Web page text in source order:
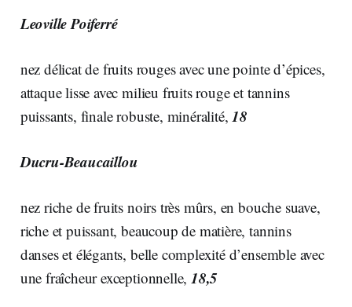
Leoville Poiferré
nez délicat de fruits rouges avec une pointe d’épices,
attaque lisse avec milieu fruits rouge et tannins
puissants, finale robuste, minéralité, 18
Ducru-Beaucaillou
nez riche de fruits noirs très mûrs, en bouche suave,
riche et puissant, beaucoup de matière, tannins
danses et élégants, belle complexité d’ensemble avec
une fraîcheur exceptionnelle, 18,5